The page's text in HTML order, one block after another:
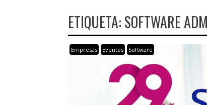
ETIQUETA:SOFTWARE
Empresas Eventos Software